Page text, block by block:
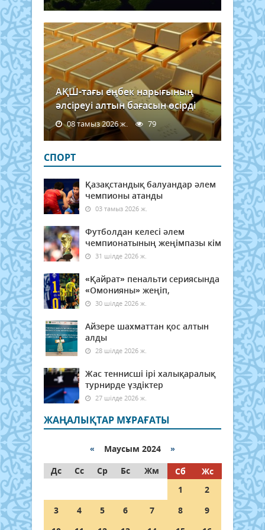
АҚШ-тағы еңбек нарығының
әлсіреуі алтын бағасын өсірді
08 тамыз 2026 ж. 79
СПОРТ
Қазақстандық балуандар әлем
чемпионы атанды
03 тамыз 2026 ж.
Футболдан келесі әлем
чемпионатының жеңімпазы кім
31 шілде 2026 ж.
«Қайрат» пенальти сериясында
«Омонияны» жеңіп,
30 шілде 2026 ж.
Айзере шахматтан қос алтын
алды
28 шілде 2026 ж.
Жас теннисші ірі халықаралық
турнирде үздіктер
27 шілде 2026 ж.
ЖАҢАЛЫҚТАР МҰРАҒАТЫ
« Маусым 2024 »
Дс
Сс Ср Бс Жм Сб
Жс
1
2
3
4 5 6 7 8
9